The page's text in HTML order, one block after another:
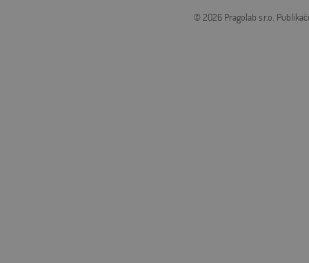
© 2026 Pragolab s.r.o.